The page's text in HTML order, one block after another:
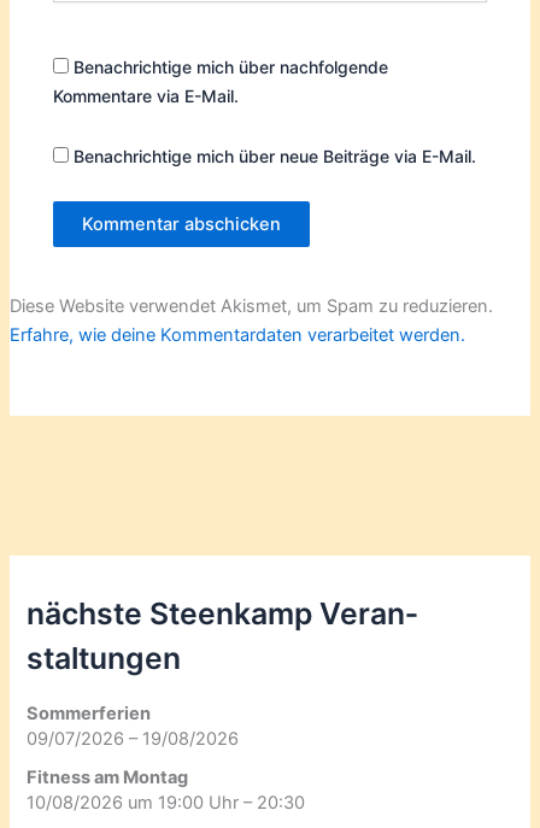
Benachrichtige mich über nachfolgende
Kommentare via E-Mail.
Benachrichtige mich über neue Beiträge via E-Mail.
Diese Website verwendet Akismet, um Spam zu reduzieren.
Erfahre, wie deine Kommentardaten verarbeitet werden.
nächste Steenkamp Veran­
staltungen
Sommerferien
09/07/2026 – 19/08/2026
Fitness am Montag
10/08/2026 um 19:00 Uhr – 20:30